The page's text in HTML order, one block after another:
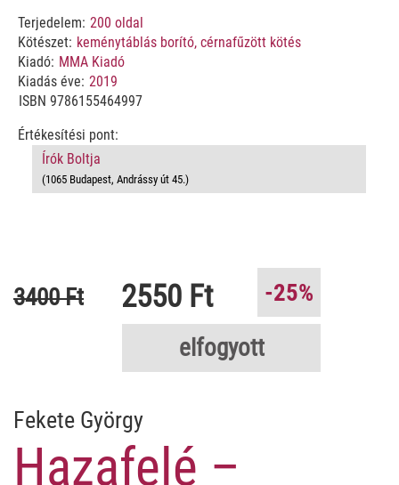
Terjedelem: 200 oldal
Kötészet: keménytáblás borító, cérnafűzött kötés
Kiadó: MMA Kiadó
Kiadás éve: 2019
ISBN 9786155464997
Értékesítési pont:
Írók Boltja
(1065 Budapest, Andrássy út 45.)
3400 Ft 2550 Ft
-25%
elfogyott
Fekete György
Hazafelé –